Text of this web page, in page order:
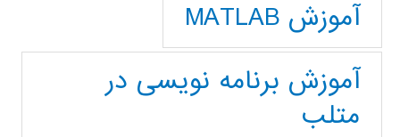
آموزش MATLAB
آموزش برنامه نویسی در
متلب